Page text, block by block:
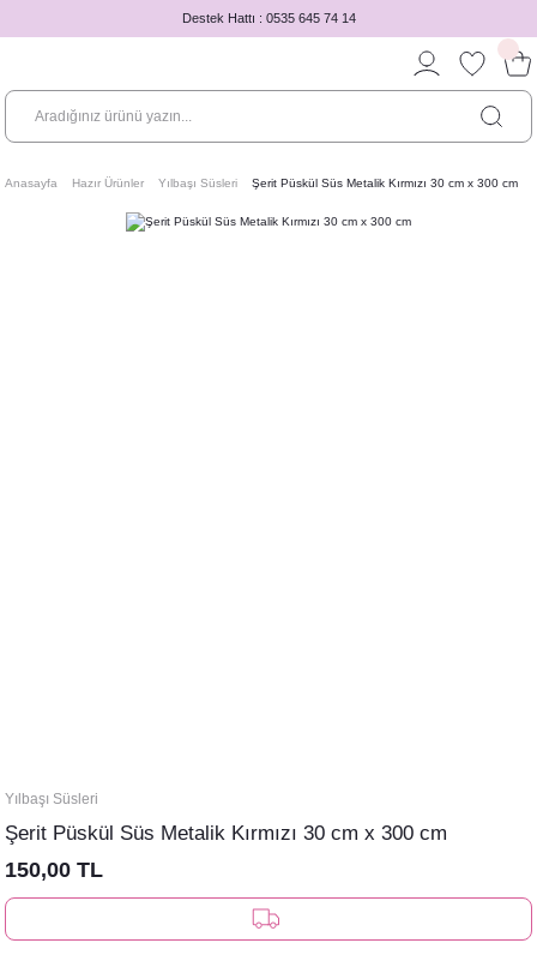
Destek Hattı : 0535 645 74 14
Anasayfa Hazır Ürünler Yılbaşı Süsleri Şerit Püskül Süs Metalik Kırmızı 30 cm x 300 cm
Yılbaşı Süsleri
Şerit Püskül Süs Metalik Kırmızı 30 cm x 300 cm
150,00 TL